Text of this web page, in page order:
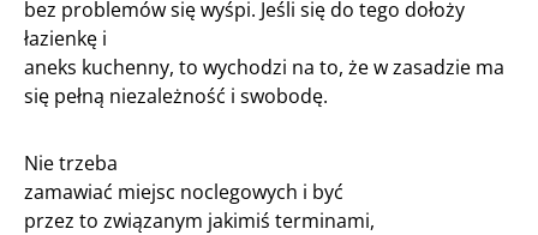
bez problemów się wyśpi. Jeśli się do tego dołoży
łazienkę i
aneks kuchenny, to wychodzi na to, że w zasadzie ma
się pełną niezależność i swobodę.
Nie trzeba
zamawiać miejsc noclegowych i być
przez to związanym jakimiś terminami,